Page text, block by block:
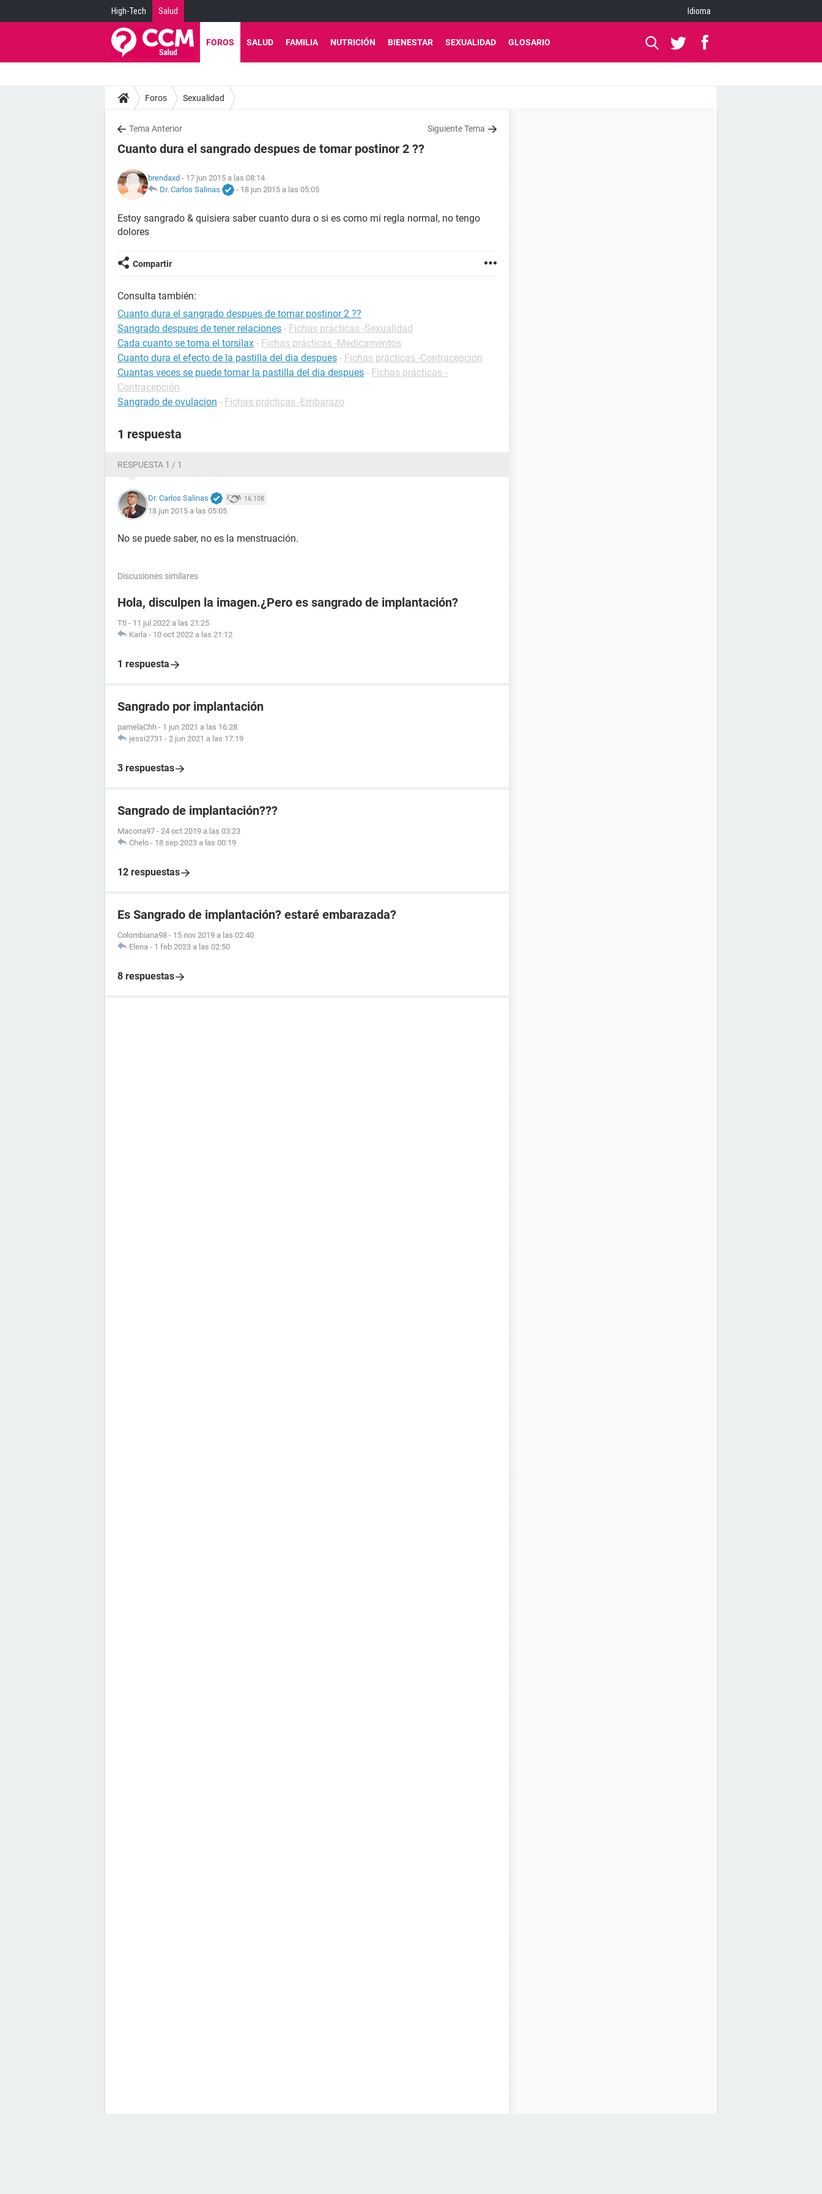
High-Tech Salud Idioma
FOROS SALUD FAMILIA NUTRICIÓN BIENESTAR SEXUALIDAD GLOSARIO
Foros Sexualidad
Tema Anterior Siguiente Tema
Cuanto dura el sangrado despues de tomar postinor 2 ??
brendaxd - 17 jun 2015 a las 08:14
Dr. Carlos Salinas
- 18 jun 2015 a las 05:05
Estoy sangrado & quisiera saber cuanto dura o si es como mi regla normal, no tengo
dolores
Compartir
Consulta también:
Cuanto dura el sangrado despues de tomar postinor 2 ??
Sangrado despues de tener relaciones - Fichas prácticas -Sexualidad
Cada cuanto se toma el torsilax - Fichas prácticas -Medicamentos
Cuanto dura el efecto de la pastilla del dia despues - Fichas prácticas -Contracepción
Cuantas veces se puede tomar la pastilla del dia despues - Fichas prácticas -
Contracepción
Sangrado de ovulacion - Fichas prácticas -Embarazo
1 respuesta
RESPUESTA 1 / 1
Dr. Carlos Salinas 16.108
18 jun 2015 a las 05:05
No se puede saber, no es la menstruación.
Discusiones similares
Hola, disculpen la imagen.¿Pero es sangrado de implantación?
Ttl - 11 jul 2022 a las 21:25
Karla - 10 oct 2022 a las 21:12
1 respuesta
Sangrado por implantación
pamelaChh - 1 jun 2021 a las 16:28
jessi2731 - 2 jun 2021 a las 17:19
3 respuestas
Sangrado de implantación???
Macorra97 - 24 oct 2019 a las 03:23
Chelo - 18 sep 2023 a las 00:19
12 respuestas
Es Sangrado de implantación? estaré embarazada?
Colombiana98 - 15 nov 2019 a las 02:40
Elena - 1 feb 2023 a las 02:50
8 respuestas